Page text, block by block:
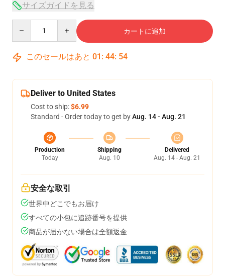
サイズガイドを見る
カートに追加
このセールはあと 01 : 44: 53
Deliver to United States
Cost to ship:$6.99
Standard - Order today to get byAug. 14 - Aug. 21
Production
Today
Shipping
Aug. 10
Delivered
Aug. 14 - Aug. 21
安全な取引
世界中どこでもお届け
すべての小包に追跡番号を提供
商品が届かない場合は全額返金